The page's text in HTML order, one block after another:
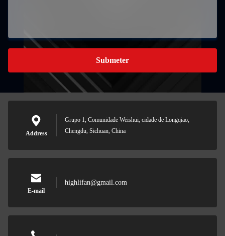
Submeter
Address
Grupo 1, Comunidade Weishui, cidade de Longqiao,
Chengdu, Sichuan, China
E-mail
highlifan@gmail.com